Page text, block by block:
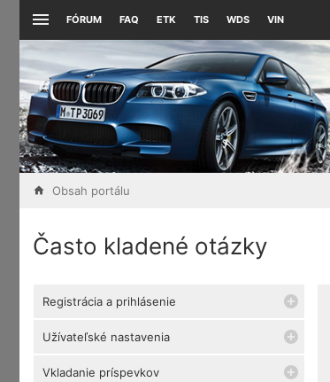
FÓRUM FAQ ETK TIS WDS VIN
Obsah portálu
Často kladené otázky
Registrácia a prihlásenie
Užívateľské nastavenia
Vkladanie príspevkov